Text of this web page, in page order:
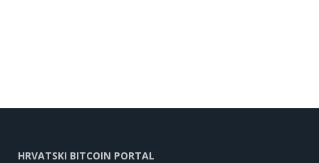
HRVATSKI BITCOIN PORTAL